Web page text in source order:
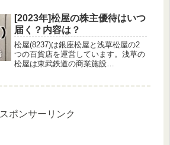
「MBOによる廃止」など、話題が盛
りだくさんです！🆕 新設・記念優...
[2023年]松屋の株主優待はいつ
届く？内容は？
松屋(8237)は銀座松屋と浅草松屋の2
つの百貨店を運営しています。浅草の
松屋は東武鉄道の商業施設
てた！...
スポンサーリンク